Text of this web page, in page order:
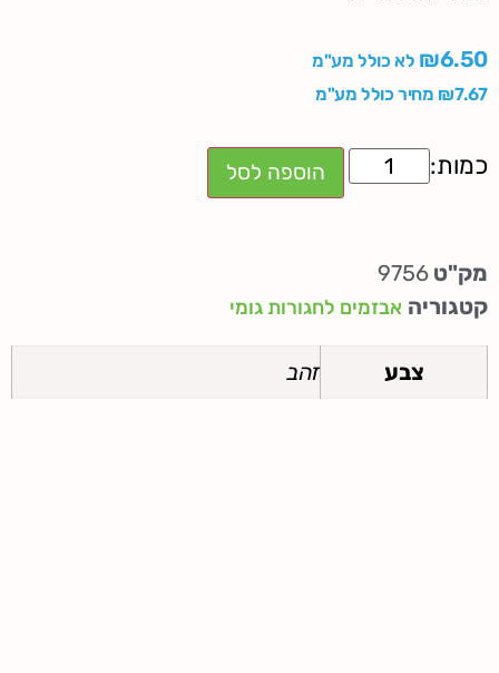
₪6.50
לא כולל מע"מ
₪7.67 מחיר כולל מע"מ
הוספה לסל
מק"ט 9756
קטגוריה אבזמים לחגורות גומי
צבע זהב